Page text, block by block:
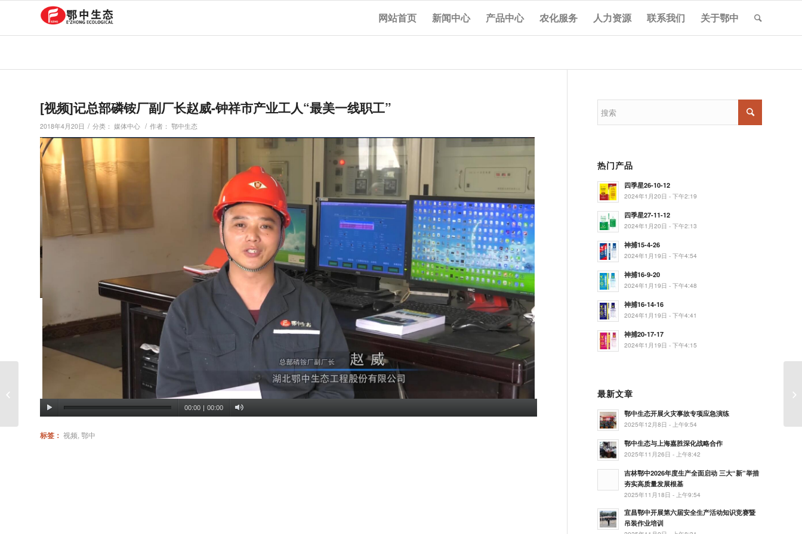
网站首页 新闻中心 产品中心 农化服务 人力资源 联系我们 关于鄂中
[视频]记总部磷铵厂副厂长赵威-钟祥市产业工人“最美一线职工”
2018年4月20日 / 分类： 媒体中心 / 作者： 鄂中生态
00:00 | 00:00
标签： 视频 鄂中
热门产品
四季星26-10-12
2024年1月20日 - 下午2:19
四季星27-11-12
2024年1月20日 - 下午2:13
神捕15-4-26
2024年1月19日 - 下午4:54
神捕16-9-20
2024年1月19日 - 下午4:48
神捕16-14-16
2024年1月19日 - 下午4:41
神捕20-17-17
2024年1月19日 - 下午4:15
最新文章
鄂中生态开展火灾事故专项应急演练
2025年12月8日 - 上午9:54
鄂中生态与上海嘉胜深化战略合作
2025年11月26日 - 上午8:42
吉林鄂中2026年度生产全面启动 三大“新”举措
夯实高质量发展根基
2025年11月18日 - 上午9:54
宜昌鄂中开展第六届安全生产活动知识竞赛暨
吊装作业培训
“激活作物主动吸收，恢
命式肥...